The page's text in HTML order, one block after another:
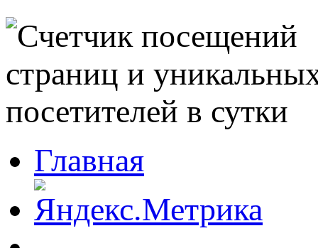
Главная